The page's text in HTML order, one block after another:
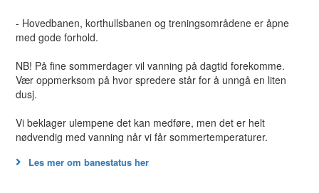
- Hovedbanen, korthullsbanen og treningsområdene er åpne
med gode forhold.
NB! På fine sommerdager vil vanning på dagtid forekomme.
Vær oppmerksom på hvor spredere står for å unngå en liten
dusj.
Vi beklager ulempene det kan medføre, men det er helt
nødvendig med vanning når vi får sommertemperaturer.
Les mer om banestatus her